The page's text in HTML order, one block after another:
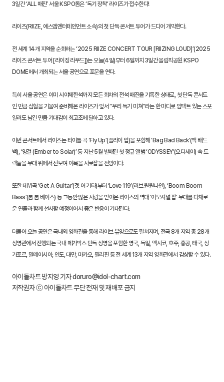
3일간 ‘ALL 매진’ 서울 KSPO돔은 ‘독기 장착’ 라이즈가 접수한다!
라이즈(RIIZE, 에스엠엔터테인먼트 소속)의 첫 단독 콘서트 투어가 드디어 개막한다.
전 세계 14개 지역을 순회하는 ‘2025 RIIZE CONCERT TOUR [RIIZING LOUD]’(2025
라이즈 콘서트 투어 [라이징 라우드])는 오늘(4일)부터 6일까지 3일간 올림픽공원 KSPO
DOME에서 개최되는 서울 공연으로 포문을 연다.
특히 서울 공연은 이미 시야제한석까지 모든 회차의 전석 매진을 기록한 상태로, 첫 단독 콘서트
인 만큼 심혈을 기울여 준비해온 라이즈가 앞서 “우리 독기 미쳐”라는 한 마디로 임팩트 있는 스포
일러도 남긴 만큼 기대감이 최고조에 달하고 있다.
이번 콘서트에서 라이즈는 타이틀 곡 ‘Fly Up’(플라이 업)을 포함해 ‘Bag Bad Back’(백 배드
백), ‘잉걸 (Ember to Solar)’ 등 지난 5월 발매된 첫 정규 앨범 ‘ODYSSEY’(오디세이) 속 트
랙들을 무대 위에서 선보여 이목을 사로잡을 전망이다.
또한 데뷔곡 ‘Get A Guitar’(겟 어 기타)부터 ‘Love 119’(러브 원원나인), ‘Boom Boom
Bass’(붐 붐 베이스) 등 그동안 많은 사랑을 받아온 라이즈의 역대 ‘이모셔널 팝’ 무대를 다채로
운 연출과 함께 선사할 예정이어서 좋은 반응이 기대된다.
더불어 오늘 공연은 국내외 영화관을 통해 라이브 뷰잉으로도 펼쳐지며, 전국 8개 지역 총 28개
상영관에서 진행되는 국내 메가박스 단독 상영을 포함한 영국, 독일, 멕시코, 호주, 홍콩, 태국, 싱
가포르, 말레이시아, 인도, 대만, 마카오, 필리핀 등 전 세계 13개 지역 영화관에서 감상할 수 있다.
아이돌차트 방지영 기자 doruro@idol-chart.com
저작권자 ⓒ 아이돌차트 무단 전재 및 재배포 금지